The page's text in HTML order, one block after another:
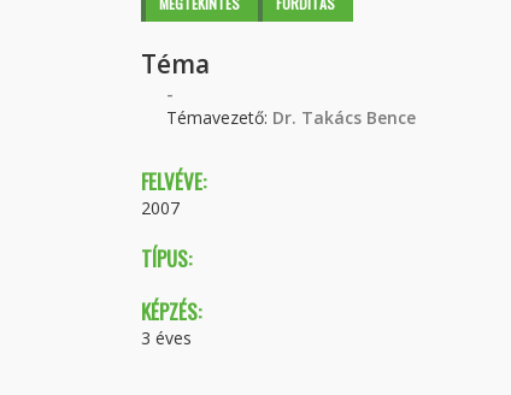
Téma
-
Témavezető: Dr. Takács Bence
FELVÉVE:
2007
TÍPUS:
KÉPZÉS:
3 éves